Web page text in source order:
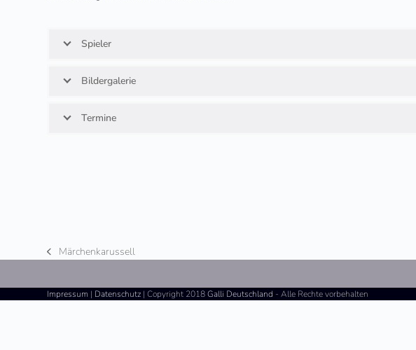
Spieler
Bildergalerie
Termine
vorheriger
Märchenkarussell
Impressum | Datenschutz | Copyright 2018Galli Deutschland - Alle Rechte vorbehalten